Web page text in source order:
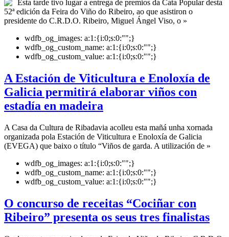
Esta tarde tivo lugar a entrega de premios da Cata Popular desta
52ª edición da Feira do Viño do Ribeiro, ao que asistiron o
presidente do C.R.D.O. Ribeiro, Miguel Ángel Viso, o »
wdfb_og_images: a:1:{i:0;s:0:"";}
wdfb_og_custom_name: a:1:{i:0;s:0:"";}
wdfb_og_custom_value: a:1:{i:0;s:0:"";}
A Estación de Viticultura e Enoloxía de
Galicia permitirá elaborar viños con
estadía en madeira
A Casa da Cultura de Ribadavia acolleu esta mañá unha xornada
organizada pola Estación de Viticultura e Enoloxía de Galicia
(EVEGA) que baixo o título “Viños de garda. A utilización de »
wdfb_og_images: a:1:{i:0;s:0:"";}
wdfb_og_custom_name: a:1:{i:0;s:0:"";}
wdfb_og_custom_value: a:1:{i:0;s:0:"";}
O concurso de receitas “Cociñar con
Ribeiro” presenta os seus tres finalistas